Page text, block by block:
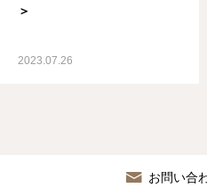
＞
2023.07.26
お問い合